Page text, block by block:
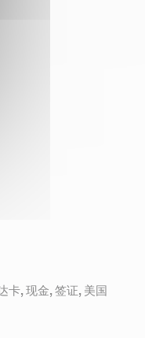
卡, 现金, 签证, 美国